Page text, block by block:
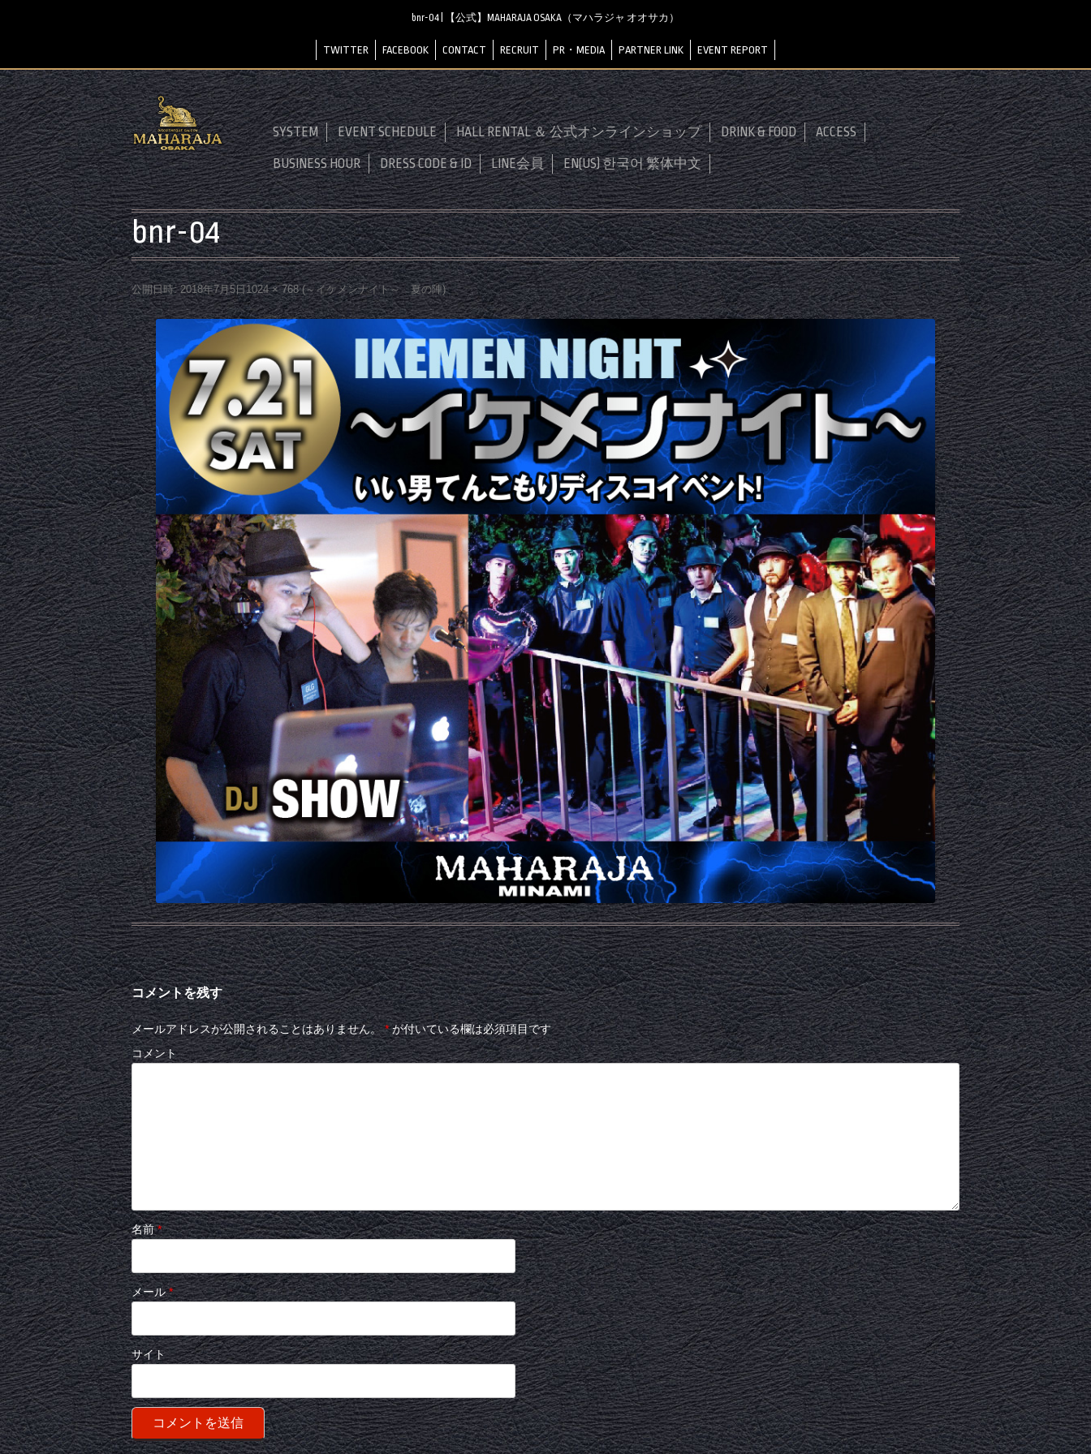
bnr-04 | 【公式】MAHARAJA OSAKA（マハラジャ オオサカ）
TWITTER FACEBOOK CONTACT RECRUIT PR・MEDIA PARTNER LINK EVENT REPORT
SYSTEM EVENT SCHEDULE HALL RENTAL ＆ 公式オンラインショップ DRINK & FOOD ACCESS
BUSINESS HOUR DRESS CODE & ID LINE会員 EN(US) 한국어 繁体中文
bnr-04
公開日時: 2018年7月5日1024 × 768(～イケメンナイト～ 夏の陣)
コメントを残す
メールアドレスが公開されることはありません。 *が付いている欄は必須項目です
コメント
名前*
メール*
サイト